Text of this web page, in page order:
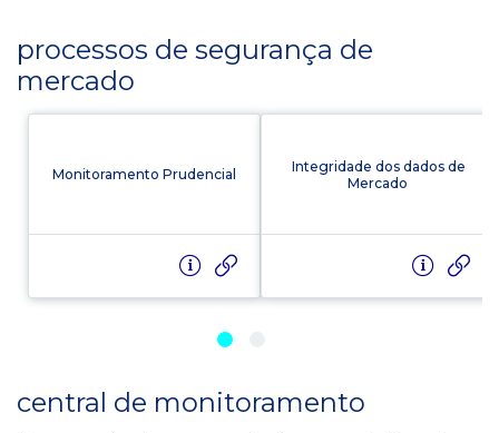
processos de segurança de
mercado
Monitoramento Prudencial
Integridade dos dados de
Mercado
central de monitoramento